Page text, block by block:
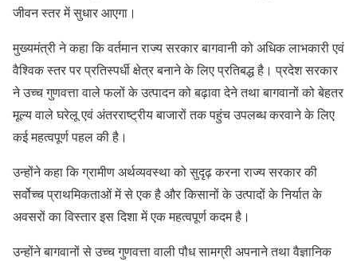
जीवन स्तर में सुधार आएगा।
मुख्यमंत्री ने कहा कि वर्तमान राज्य सरकार बागवानी को अधिक लाभकारी एवं
वैश्विक स्तर पर प्रतिस्पर्धी क्षेत्र बनाने के लिए प्रतिबद्ध है। प्रदेश सरकार
ने उच्च गुणवत्ता वाले फलों के उत्पादन को बढ़ावा देने तथा बागवानों को बेहतर
मूल्य वाले घरेलू एवं अंतरराष्ट्रीय बाजारों तक पहुंच उपलब्ध करवाने के लिए
कई महत्वपूर्ण पहल की है।
उन्होंने कहा कि ग्रामीण अर्थव्यवस्था को सुदृढ़ करना राज्य सरकार की
सर्वोच्च प्राथमिकताओं में से एक है और किसानों के उत्पादों के निर्यात के
अवसरों का विस्तार इस दिशा में एक महत्वपूर्ण कदम है।
उन्होंने बागवानों से उच्च गुणवत्ता वाली पौध सामग्री अपनाने तथा वैज्ञानिक